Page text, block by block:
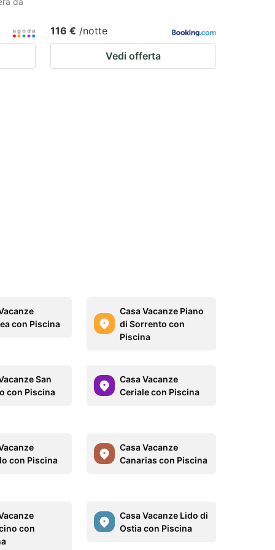
116 € /notte
Vedi offerta
con Piscina
Casa Vacanze Piano
di Sorrento con
Piscina
San
con Piscina
Casa Vacanze
Ceriale con Piscina
con Piscina
Casa Vacanze
Canarias con Piscina
con
Casa Vacanze Lido di
Ostia con Piscina